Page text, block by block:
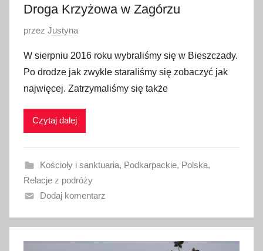
Droga Krzyżowa w Zagórzu
O
u
b
l
i
a
n
o
7
s
przez Justyna
W sierpniu 2016 roku wybraliśmy się w Bieszczady.
Po drodze jak zwykle staraliśmy się zobaczyć jak
najwięcej. Zatrzymaliśmy się także
Czytaj dalej
Kościoły i sanktuaria, Podkarpackie, Polska,
Relacje z podróży
Dodaj komentarz